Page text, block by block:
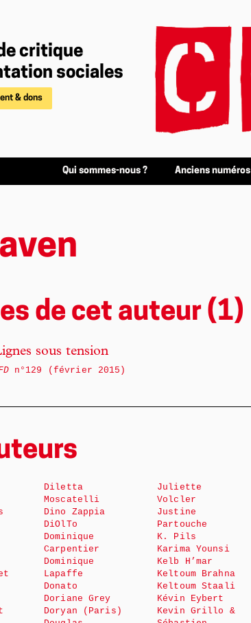
critique
sociales
& dons
Qui sommes-nous ? Anciens numéros
de cet auteur (1)
sous tension
n°129 (février 2015)
Diletta
Moscatelli
Dino Zappia
DiOlTo
Dominique
Carpentier
Dominique
Lapaffe
Donato
Doriane Grey
Doryan (Paris)
Juliette
Volcler
Justine
Partouche
K. Pils
Karima Younsi
Kelb H’mar
Keltoum Brahna
Keltoum Staali
Kévin Eybert
Kevin Grillo &